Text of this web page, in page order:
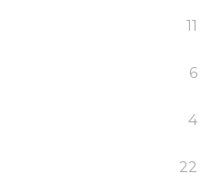
11
6
4
22